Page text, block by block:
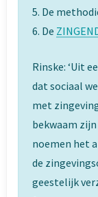
5. De
6. De
Rinske: ‘Uit
dat sociaal
met
bekwaam
noemen het
de
geestelijk